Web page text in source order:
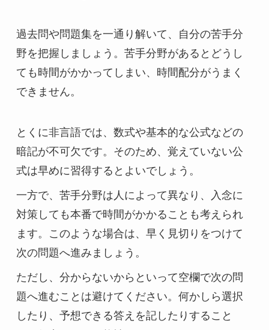
過去問や問題集を一通り解いて、自分の苦手分
野を把握しましょう。苦手分野があるとどうし
ても時間がかかってしまい、時間配分がうまく
できません。
とくに非言語では、数式や基本的な公式などの
暗記が不可欠です。そのため、覚えていない公
式は早めに習得するとよいでしょう。
一方で、苦手分野は人によって異なり、入念に
対策しても本番で時間がかかることも考えられ
ます。このような場合は、早く見切りをつけて
次の問題へ進みましょう。
ただし、分からないからといって空欄で次の問
題へ進むことは避けてください。何かしら選択
したり、予想できる答えを記したりすること